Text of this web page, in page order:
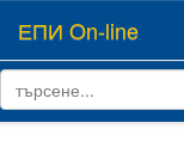
ЕПИ On-line